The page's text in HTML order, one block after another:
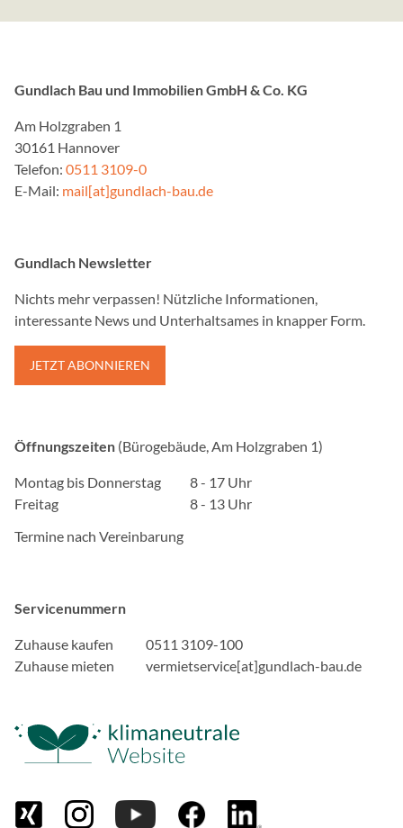
Gundlach Bau und Immobilien GmbH & Co. KG
Am Holzgraben 1
30161 Hannover
Telefon: 0511 3109-0
E-Mail: mail[at]gundlach-bau.de
Gundlach Newsletter
Nichts mehr verpassen! Nützliche Informationen,
interessante News und Unterhaltsames in knapper Form.
JETZT ABONNIEREN
Öffnungszeiten (Bürogebäude, Am Holzgraben 1)
Montag bis Donnerstag
8 - 17 Uhr
Freitag
8 - 13 Uhr
Termine nach Vereinbarung
Servicenummern
Zuhause kaufen
0511 3109-100
Zuhause mieten
vermietservice[at]gundlach-bau.de